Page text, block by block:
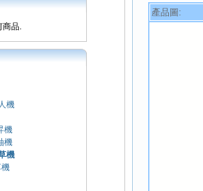
商品.
機
機
機
機
機
產品圖: